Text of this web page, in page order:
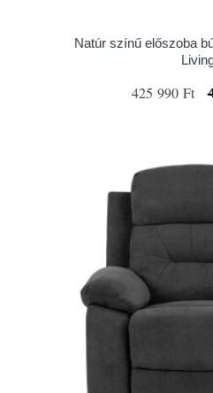
Natúr színű előszoba
425 990 Ft